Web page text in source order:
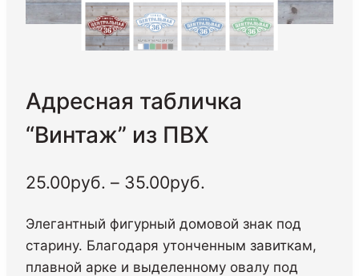
Адресная табличка
“Винтаж” из ПВХ
25.00руб. – 35.00руб.
25.00руб.
–
Элегантный фигурный домовой знак под
старину. Благодаря утонченным завиткам,
плавной арке и выделенному овалу под